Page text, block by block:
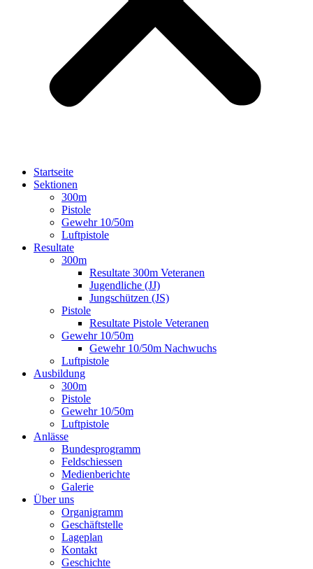
Startseite
Sektionen
300m
Pistole
Gewehr 10/50m
Luftpistole
Resultate
300m
Resultate 300m Veteranen
Jugendliche (JJ)
Jungschützen (JS)
Pistole
Resultate Pistole Veteranen
Gewehr 10/50m
Gewehr 10/50m Nachwuchs
Luftpistole
Ausbildung
300m
Pistole
Gewehr 10/50m
Luftpistole
Anlässe
Bundesprogramm
Feldschiessen
Medienberichte
Galerie
Über uns
Organigramm
Geschäftstelle
Lageplan
Kontakt
Geschichte